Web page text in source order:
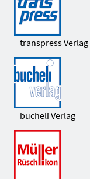
transpress Verlag
bucheli Verlag